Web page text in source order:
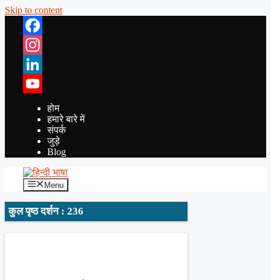
Skip to content
Facebook
Instagram
LinkedIn
YouTube
होम
हमारे बारे में
संपर्क
जुड़े
Blog
Menu
कुल पृष्ठ दर्शन : 236